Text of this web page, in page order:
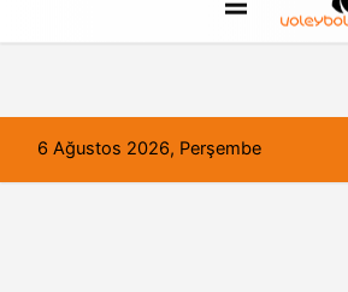
FORUM
6 Ağustos 2026, Perşembe